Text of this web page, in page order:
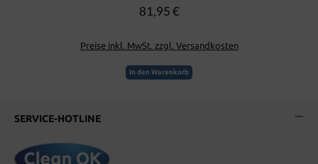
Regulärer Preis:
81,95 €
Preise inkl. MwSt. zzgl. Versandkosten
In den Warenkorb
SERVICE-HOTLINE